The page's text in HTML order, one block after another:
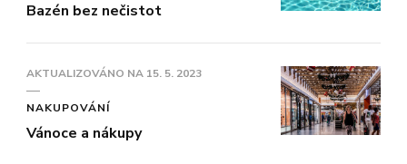
Bazén bez nečistot
AKTUALIZOVÁNO NA 15. 5. 2023
NAKUPOVÁNÍ
Vánoce a nákupy